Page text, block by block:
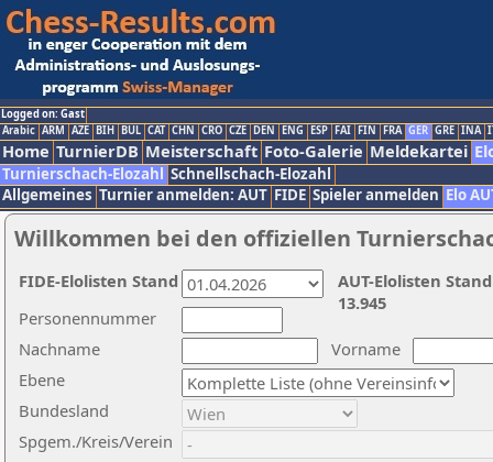
Logged on: Gast
Arabic ARM AZE BIH BUL CAT CHN CRO CZE DEN ENG ESP FAI FIN FRA GER GRE INA
Home TurnierDB Meisterschaft Foto-Galerie Meldekartei
Turnierschach-Elozahl Schnellschach-Elozahl
Allgemeines Turnier anmelden: AUT FIDE Spieler anmelden Elo
Willkommen bei den offiziellen
Nachname
Vorname
Ebene
Personennummer
Bundesland
Spgem./Kreis/Verein
AUT-Elolisten
13.945
FIDE-Elolisten Stand